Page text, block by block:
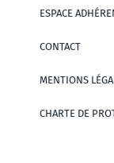
ESPACE
CONTACT
MENTIONS
CHARTE DE